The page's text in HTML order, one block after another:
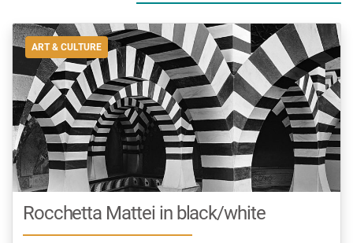
ART & CULTURE
Rocchetta Mattei in black/white